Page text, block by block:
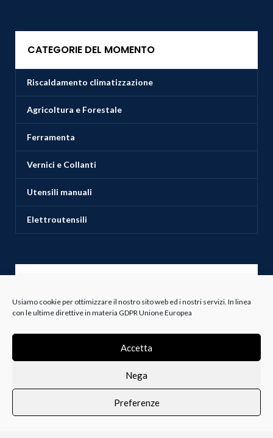
Usiamo cookie per ottimizzare il nostro sito web ed i nostri servizi. In linea
con le ultime direttive in materia GDPR Unione Europea
Accetta
Nega
Preferenze
CATEGORIE DEL MOMENTO
Riscaldamento climatizzazione
Agricoltura e Forestale
Ferramenta
Vernici e Collanti
Utensili manuali
Elettroutensili
Servizio Clienti